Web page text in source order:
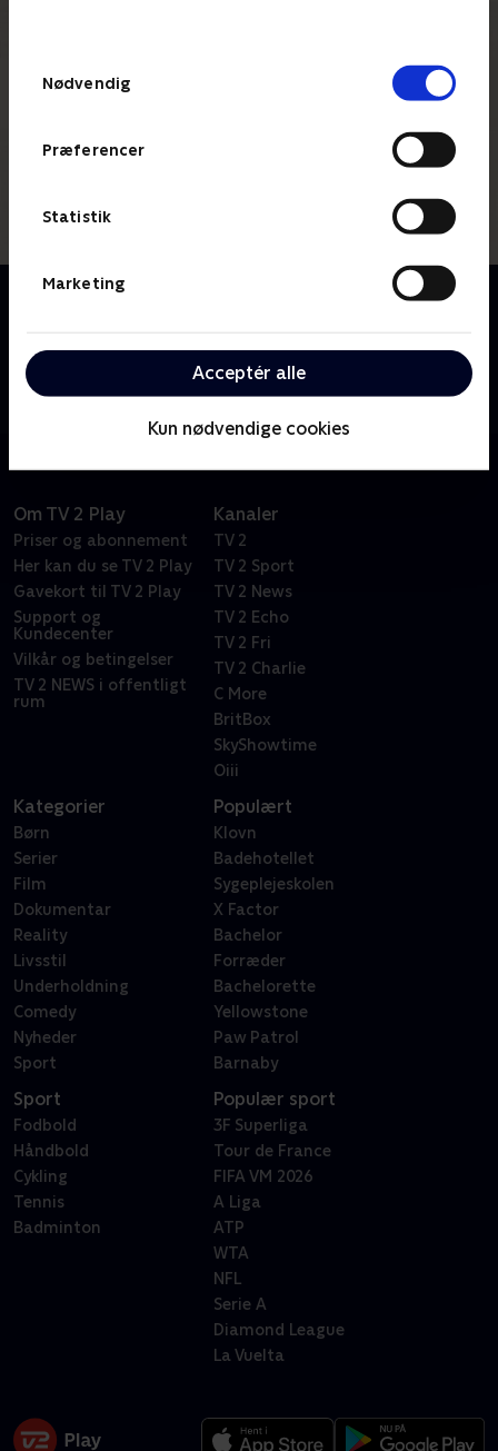
Nødvendig
Præferencer
Statistik
Marketing
Acceptér alle
Kun nødvendige cookies
Om The Offer
filmiske mesterværk 'The Godfather', der blev
besværliggjort af en kompliceret produktion, politik
samt trusler på livet fra den virkelige mafia.
Om TV 2 Play
Priser og abonnement
Her kan du se TV 2 Play
Gavekort til TV 2 Play
Support og
Kundecenter
Vilkår og betingelser
TV 2 NEWS i offentligt
rum
Kanaler
TV 2
TV 2 Sport
TV 2 News
TV 2 Echo
TV 2 Fri
TV 2 Charlie
C More
BritBox
SkyShowtime
Oiii
Kategorier
Børn
Serier
Film
Dokumentar
Reality
Livsstil
Underholdning
Comedy
Nyheder
Sport
Populært
Klovn
Badehotellet
Sygeplejeskolen
X Factor
Bachelor
Forræder
Bachelorette
Yellowstone
Paw Patrol
Barnaby
Sport
Fodbold
Håndbold
Cykling
Tennis
Badminton
Populær sport
3F Superliga
Tour de France
FIFA VM 2026
A Liga
ATP
WTA
NFL
Serie A
Diamond League
La Vuelta